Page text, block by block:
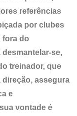
referências
por clubes
fora do
desmantelar-se,
treinador, que
direção, assegura
e
vontade é